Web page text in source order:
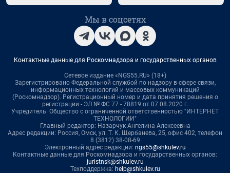
Мы в соцсетях
Контактные данные для Роскомнадзора и государственных органов
Сетевое издание «NGS55.RU» (18+)
Зарегистрировано Федеральной службой по надзору в сфере связи,
информационных технологий и массовых коммуникаций
(Роскомнадзор). Регистрационный номер и дата принятия решения о
регистрации - ЭЛ № ФС 77 - 78819 от 07.08.2020 г.
Учредитель: Общество с ограниченной ответственностью "ИНТЕРНЕТ
ТЕХНОЛОГИИ"
Главный редактор: Назарчук Ангелина Алексеевна
Адрес редакции: Россия, Омск, ул. Т. К. Щербанева, 25, офис 402, телефон
8 (3812) 38-08-69
Электронный адрес редакции: ngs55@shkulev.ru
Контактные данные для Роскомнадзора и государственных органов:
juristnsk@shkulev.ru
Техподдержка: help@shkulev.ru